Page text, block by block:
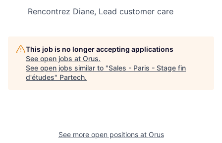
Rencontrez Diane, Lead customer care
This job is no longer accepting applications
See open jobs at Orus.
See open jobs similar to "Sales - Paris - Stage fin
d'études" Partech.
See more open positions at Orus